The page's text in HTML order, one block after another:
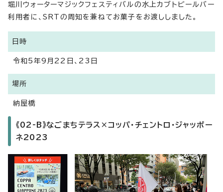
堀川ウォーターマジックフェスティバルの水上カブトビールバー
利用者に、SRTの周知を兼ねてお菓子をお渡ししました。
日時
令和5年9月22日、23日
場所
納屋橋
《02-B》なごまちテラス×コッパ・チェントロ・ジャッポー
ネ2023